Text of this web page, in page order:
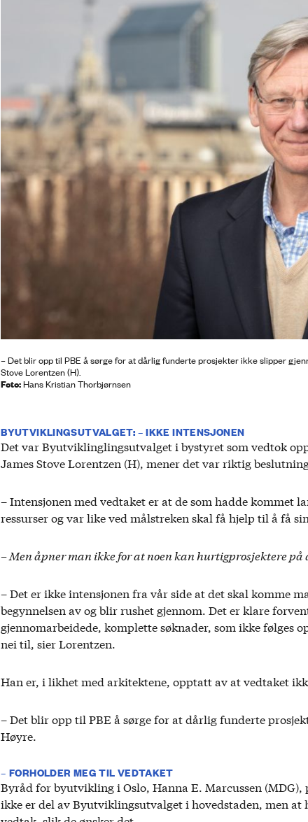
– Det blir opp til PBE å sørge for at dårlig funderte prosjekter ikke slipper
Stove Lorentzen (H).
Foto:Hans Kristian Thorbjørnsen
BYUTVIKLINGSUTVALGET: – IKKE INTENSJONEN
Det var Byutviklinglingsutvalget i bystyret som vedtok
James Stove Lorentzen (H), mener det var riktig
– Intensjonen med vedtaket er at de som hadde kommet
ressurser og var like ved målstreken skal få hjelp til å få
– Men åpner man ikke for at noen kan hurtigprosjektere på
– Det er ikke intensjonen fra vår side at det skal komme
begynnelsen av og blir rushet gjennom. Det er klare
gjennomarbeidede, komplette søknader, som ikke følges
nei til, sier Lorentzen.
Han er, i likhet med arkitektene, opptatt av at vedtaket
– Det blir opp til PBE å sørge for at dårlig funderte
Høyre.
– FORHOLDER MEG TIL VEDTAKET
Byråd for byutvikling i Oslo, Hanna E. Marcussen
ikke er del av Byutviklingsutvalget i hovedstaden, men